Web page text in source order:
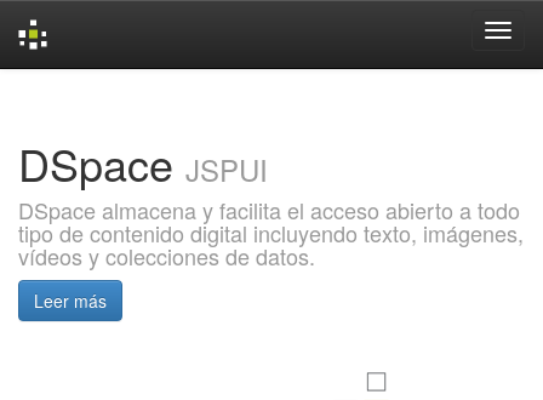
DSpace JSPUI
DSpace almacena y facilita el acceso abierto a todo
tipo de contenido digital incluyendo texto, imágenes,
vídeos y colecciones de datos.
Leer más